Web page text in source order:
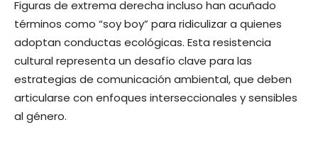
Figuras de extrema derecha incluso han acuñado
términos como “soy boy” para ridiculizar a quienes
adoptan conductas ecológicas. Esta resistencia
cultural representa un desafío clave para las
estrategias de comunicación ambiental, que deben
articularse con enfoques interseccionales y sensibles
al género.